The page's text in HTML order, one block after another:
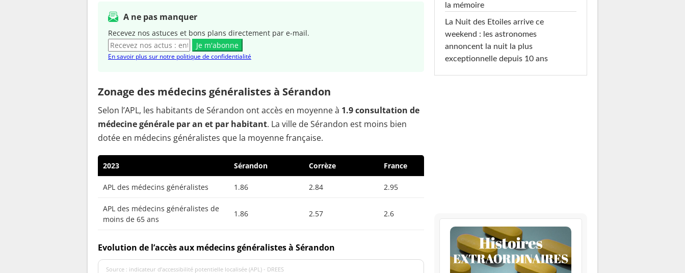
A ne pas manquer
Recevez nos astuces et bons plans directement par e-mail.
Je m'abonne
En savoir plus sur notre politique de confidentialité
Zonage des médecins généralistes à Sérandon
Selon l’APL, les habitants de Sérandon ont accès en moyenne à 1.9 consultation de
médecine générale par an et par habitant. La ville de Sérandon est moins bien
dotée en médecins généralistes que la moyenne française.
2023 Sérandon Corrèze France
APL des médecins généralistes 1.86 2.84 2.95
APL des médecins généralistes de
moins de 65 ans
1.86 2.57 2.6
Evolution de l’accès aux médecins généralistes à Sérandon
Source : indicateur d’accessibilité potentielle localisée (APL) - DREES
la mémoire
La Nuit des Etoiles arrive ce
weekend : les astronomes
annoncent la nuit la plus
exceptionnelle depuis 10 ans